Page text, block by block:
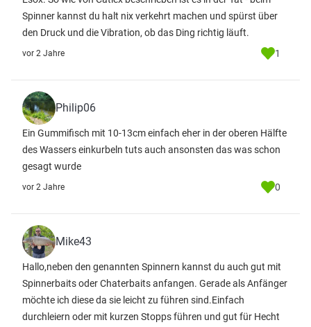
Spinner kannst du halt nix verkehrt machen und spürst über
den Druck und die Vibration, ob das Ding richtig läuft.
vor 2 Jahre 1
Philip06
Ein Gummifisch mit 10-13cm einfach eher in der oberen Hälfte
des Wassers einkurbeln tuts auch ansonsten das was schon
gesagt wurde
vor 2 Jahre 0
Mike43
Hallo,neben den genannten Spinnern kannst du auch gut mit
Spinnerbaits oder Chaterbaits anfangen. Gerade als Anfänger
möchte ich diese da sie leicht zu führen sind.Einfach
durchleiern oder mit kurzen Stopps führen und gut für Hecht